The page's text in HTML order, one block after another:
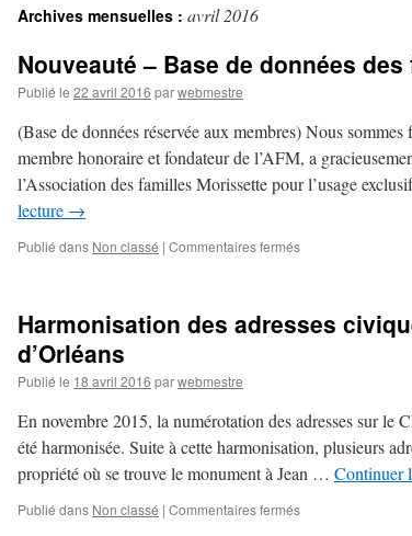
Archives mensuelles : avril 2016
Nouveauté – Base de données
Publié le 22 avril 2016 parwebmestre
(Base de données réservée aux membres) Nous
membre honoraire et fondateur de l’AFM, a
l’Association des familles Morissette pour l’usage
lecture →
Publié dans Non classé | Commentaires ferméssur
de
Harmonisation des adresses
d’Orléans
Publié le 18 avril 2016 parwebmestre
En novembre 2015, la numérotation des adresses sur le
été harmonisée. Suite à cette harmonisation, plusieurs
propriété où se trouve le monument à Jean … Continuer
Publié dans Non classé | Commentaires ferméssur